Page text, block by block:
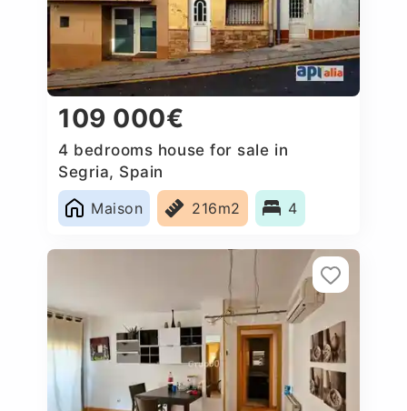
109 000€
4 bedrooms house for sale in
Segria, Spain
Maison
216m2 4